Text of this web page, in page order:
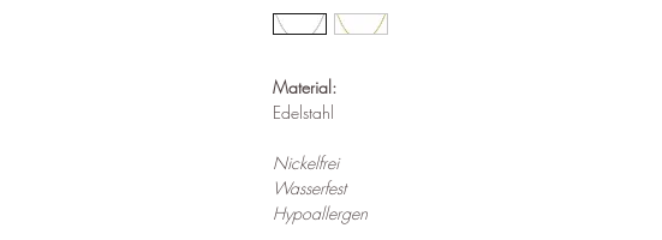
Material:
Edelstahl
Nickelfrei
Wasserfest
Hypoallergen